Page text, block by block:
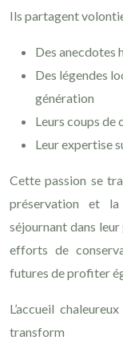
Ils partagent
Des anecdotes
Des légendes
génération
Leurs coups de
Leur expertise
Cette passion se
préservation et
séjournant dans
efforts de
futures de profiter
L’accueil
transform